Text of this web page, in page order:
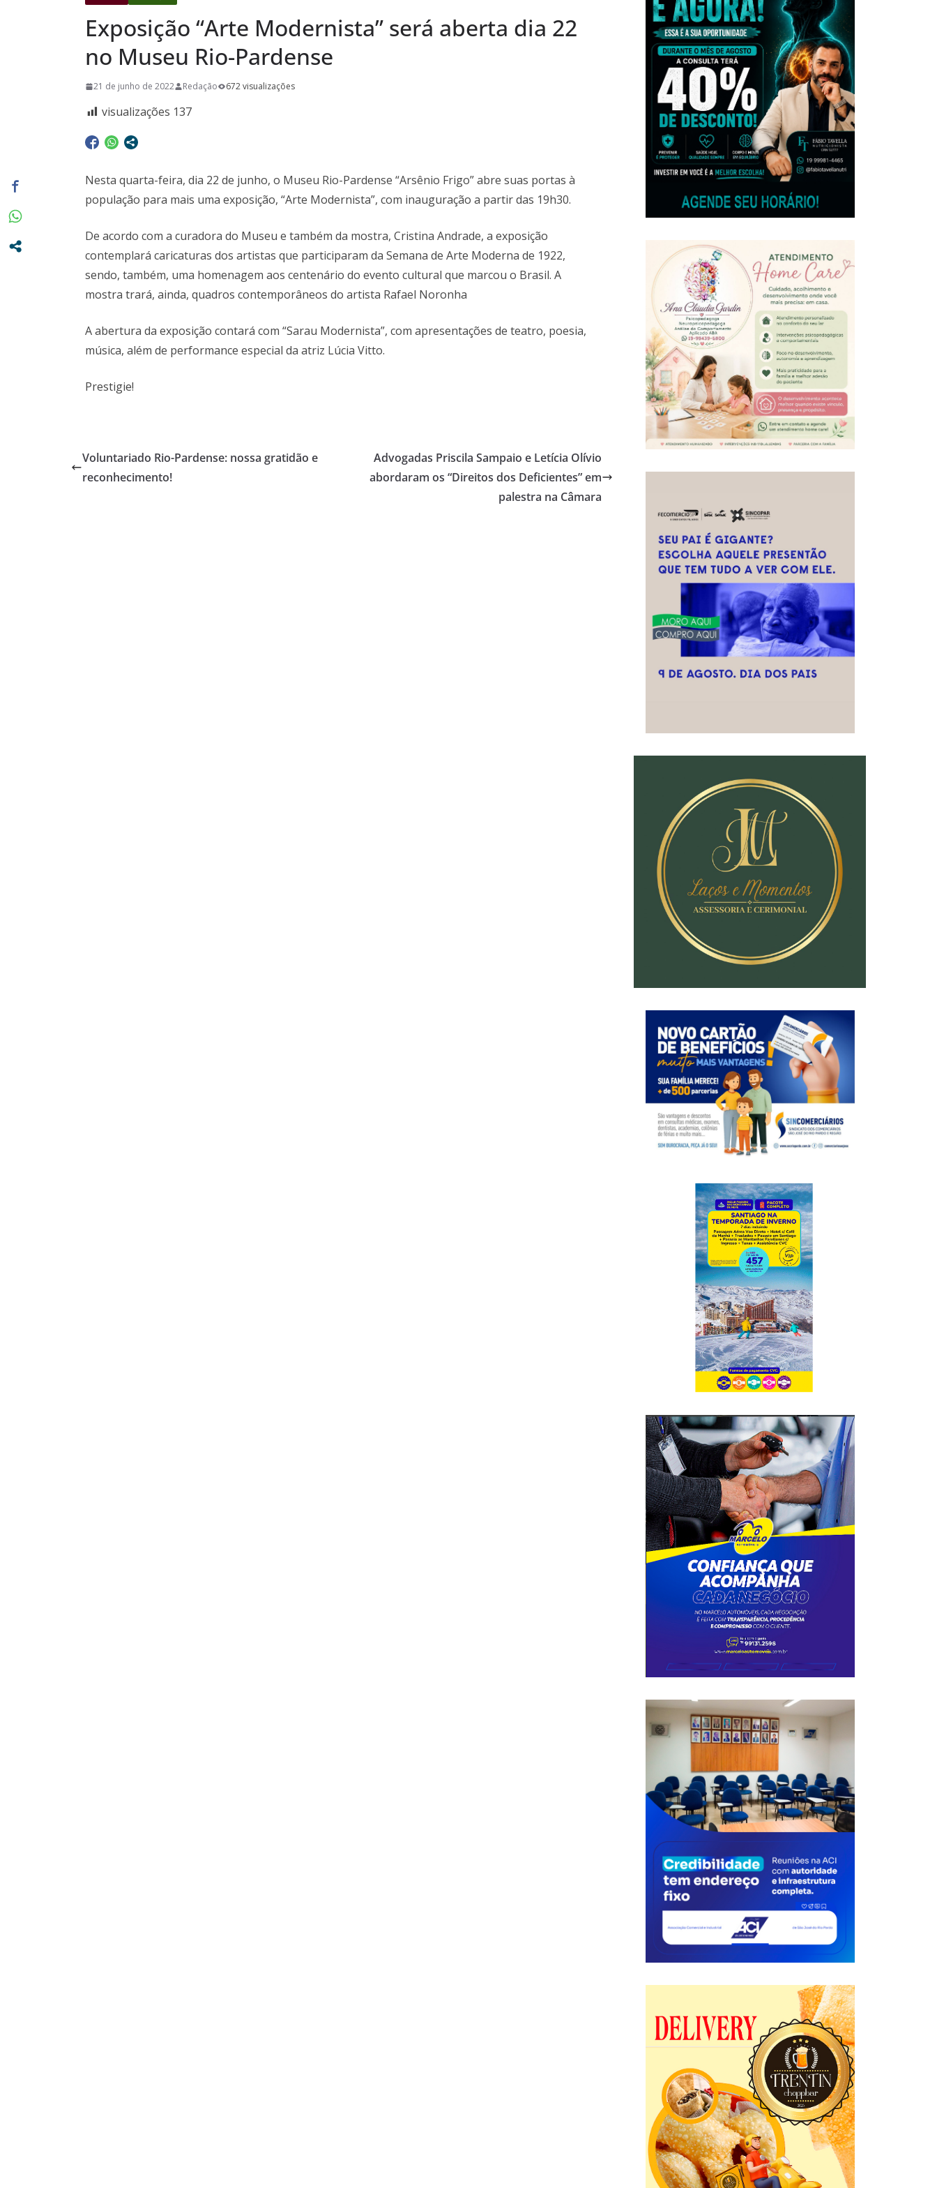
Casa em Rio Pardo
Exposição “Remexendo o
Baú” e Documentário “Vozes
da Memória” serão lançados
Exposição “Arte Modernista” será aberta dia 22
no Museu Rio-Pardense
21 de junho de 2022 Redação 672 visualizações
visualizações 137
Nesta quarta-feira, dia 22 de junho, o Museu Rio-Pardense “Arsênio Frigo” abre suas portas à
população para mais uma exposição, “Arte Modernista”, com inauguração a partir das 19h30.
De acordo com a curadora do Museu e também da mostra, Cristina Andrade, a exposição
contemplará caricaturas dos artistas que participaram da Semana de Arte Moderna de 1922,
sendo, também, uma homenagem aos centenário do evento cultural que marcou o Brasil. A
mostra trará, ainda, quadros contemporâneos do artista Rafael Noronha
A abertura da exposição contará com “Sarau Modernista”, com apresentações de teatro, poesia,
música, além de performance especial da atriz Lúcia Vitto.
Prestigie!
Voluntariado Rio-Pardense: nossa gratidão e
reconhecimento!
Advogadas Priscila Sampaio e Letícia Olívio
abordaram os “Direitos dos Deficientes” em
palestra na Câmara